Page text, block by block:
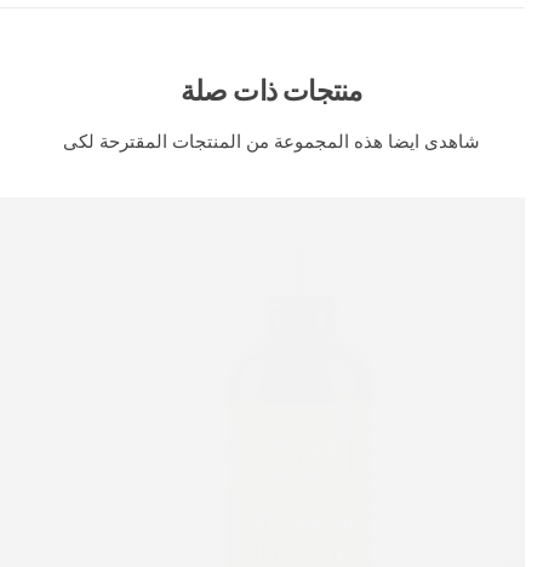
منتجات ذات صلة
شاهدى ايضا هذه المجموعة من المنتجات المقترحة لكى